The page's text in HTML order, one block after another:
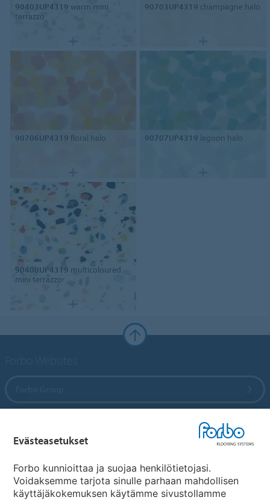
90403UP4319 warm mini
terrazzo
90703UP4319 champagne halo
90706UP4319 floral halo 90707UP4319 lagoon halo
90400UP4319 multicoloured
mini terrazzo
Evästeasetukset
Forbo kunnioittaa ja suojaa henkilötietojasi.
Voidaksemme tarjota sinulle parhaan mahdollisen
käyttäjäkokemuksen käytämme sivustollamme